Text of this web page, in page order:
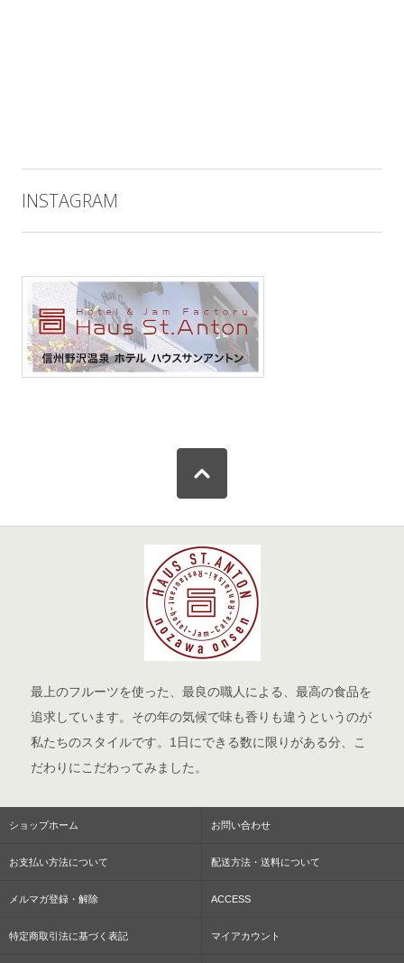
INSTAGRAM
最上のフルーツを使った、最良の職人による、最高の食品を
追求しています。その年の気候で味も香りも違うというのが
私たちのスタイルです。1日にできる数に限りがある分、こ
だわりにこだわってみました。
ショップホーム お問い合わせ
お支払い方法について 配送方法・送料について
メルマガ登録・解除 ACCESS
特定商取引法に基づく表記 マイアカウント